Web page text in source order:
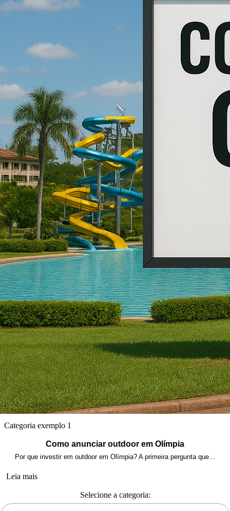
Categoria exemplo 1
Como anunciar outdoor em Olímpia
Por que investir em outdoor em Olímpia? A primeira pergunta que…
Leia mais
Selecione a categoria: